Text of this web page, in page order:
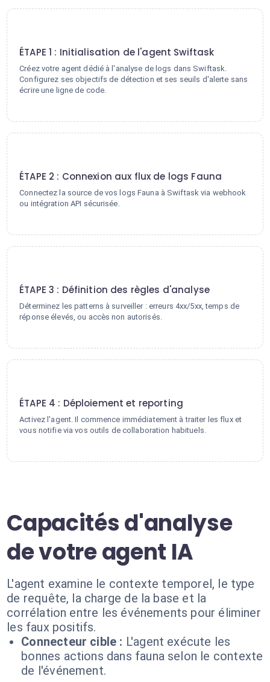
ÉTAPE 1 : Initialisation de l'agent Swiftask
Créez votre agent dédié à l'analyse de logs dans Swiftask.
Configurez ses objectifs de détection et ses seuils d'alerte sans
écrire une ligne de code.
ÉTAPE 2 : Connexion aux flux de logs Fauna
Connectez la source de vos logs Fauna à Swiftask via webhook
ou intégration API sécurisée.
ÉTAPE 3 : Définition des règles d'analyse
Déterminez les patterns à surveiller : erreurs 4xx/5xx, temps de
réponse élevés, ou accès non autorisés.
ÉTAPE 4 : Déploiement et reporting
Activez l'agent. Il commence immédiatement à traiter les flux et
vous notifie via vos outils de collaboration habituels.
Capacités d'analyse
de votre agent IA
L'agent examine le contexte temporel, le type
de requête, la charge de la base et la
corrélation entre les événements pour éliminer
les faux positifs.
Connecteur cible : L'agent exécute les
bonnes actions dans fauna selon le contexte
de l'événement.